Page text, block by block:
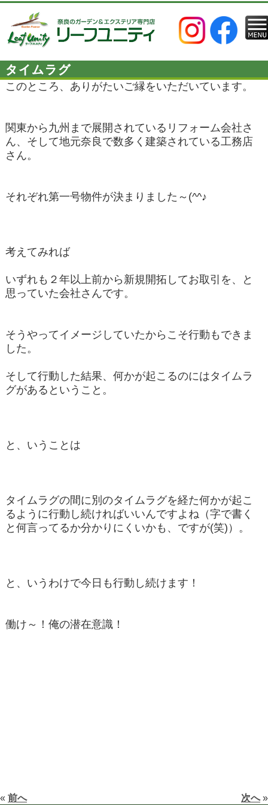
タイムラグ
このところ、ありがたいご縁をいただいています。
関東から九州まで展開されているリフォーム会社さ
ん、そして地元奈良で数多く建築されている工務店
さん。
それぞれ第一号物件が決まりました～(^^♪
考えてみれば
いずれも２年以上前から新規開拓してお取引を、と
思っていた会社さんです。
そうやってイメージしていたからこそ行動もできま
した。
そして行動した結果、何かが起こるのにはタイムラ
グがあるということ。
と、いうことは
タイムラグの間に別のタイムラグを経た何かが起こ
るように行動し続ければいいんですよね（字で書く
と何言ってるか分かりにくいかも、ですが(笑)）。
と、いうわけで今日も行動し続けます！
働け～！俺の潜在意識！
« 前へ 次へ»